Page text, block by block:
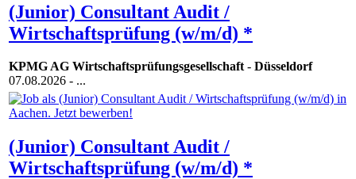
(Junior) Consultant Audit /
Wirtschaftsprüfung (w/m/d) *
KPMG AG Wirtschaftsprüfungsgesellschaft- Düsseldorf
07.08.2026 - ...
(Junior) Consultant Audit /
Wirtschaftsprüfung (w/m/d) *